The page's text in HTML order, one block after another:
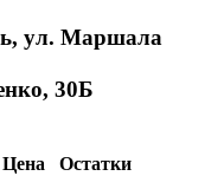
ул. Маршала
30Б
Цена
Остатки